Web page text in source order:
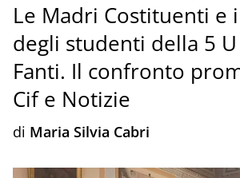
Le Madri Costituenti e
degli studenti della 5
Fanti. Il confronto
Cif e Notizie
di Maria Silvia Cabri